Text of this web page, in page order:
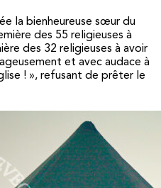
la bienheureuse sœur du
des 55 religieuses à
des 32 religieuses à avoir
et avec audace à
! », refusant de prêter le